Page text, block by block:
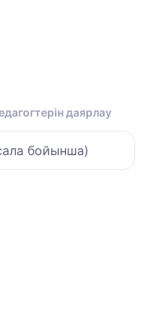
даярлау
бойынша)